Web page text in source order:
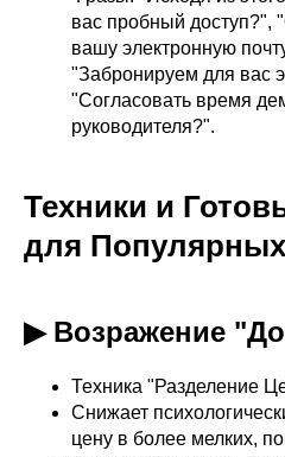
вас пробный доступ?",
вашу электронную
"Забронируем для вас
"Согласовать время
руководителя?".
Техники и
для
▶ Возражение
Техника "Разделение
Снижает
цену в более мелких,